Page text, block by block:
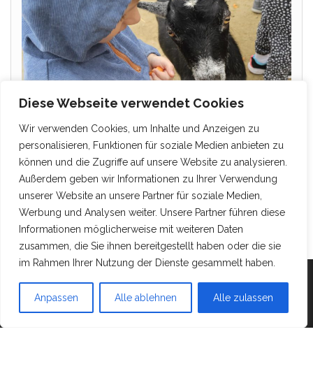
Diese Webseite verwendet Cookies
Wir verwenden Cookies, um Inhalte und Anzeigen zu
personalisieren, Funktionen für soziale Medien anbieten zu
können und die Zugriffe auf unsere Website zu analysieren.
Außerdem geben wir Informationen zu Ihrer Verwendung
unserer Website an unsere Partner für soziale Medien,
Werbung und Analysen weiter. Unsere Partner führen diese
Informationen möglicherweise mit weiteren Daten
zusammen, die Sie ihnen bereitgestellt haben oder die sie
im Rahmen Ihrer Nutzung der Dienste gesammelt haben.
Anpassen Alle ablehnen Alle zulassen
Mit Stolz präsentiert vonWordPress |Theme:Head
Blog